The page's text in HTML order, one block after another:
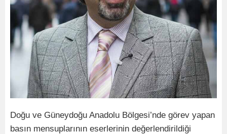
Doğu ve Güneydoğu Anadolu Bölgesi’nde görev yapan
basın mensuplarının eserlerinin değerlendirildiği